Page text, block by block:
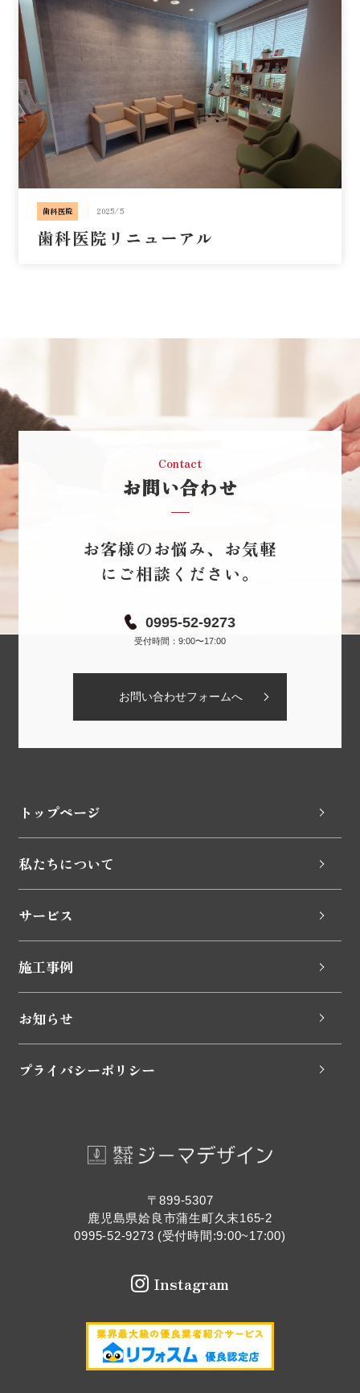
歯科医院 2025/5
歯科医院リニューアル
Contact
お問い合わせ
お客様のお悩み、お気軽
にご相談ください。
0995-52-9273
受付時間：9:00〜17:00
お問い合わせフォームへ
トップページ
私たちについて
サービス
施工事例
お知らせ
プライバシーポリシー
〒899-5307
鹿児島県姶良市蒲生町久末165-2
0995-52-9273 (受付時間:9:00~17:00)
Instagram